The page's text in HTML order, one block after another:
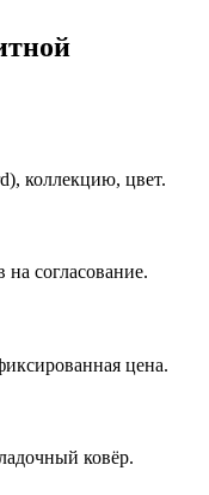
коллекцию, цвет.
согласование.
цена.
ковёр.